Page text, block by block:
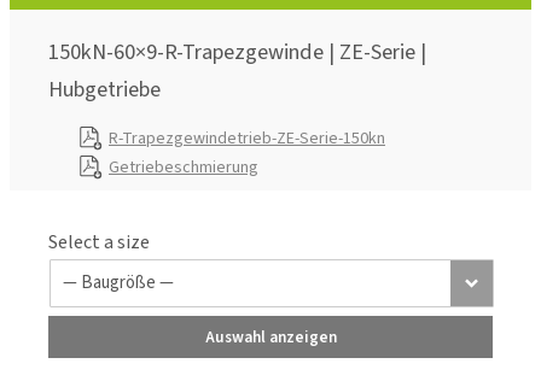
150kN-60×9-R-Trapezgewinde | ZE-Serie |
Hubgetriebe
R-Trapezgewindetrieb-ZE-Serie-150kn
Getriebeschmierung
Select a size
Auswahl anzeigen